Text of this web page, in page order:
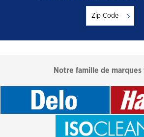
Notre famille de marques